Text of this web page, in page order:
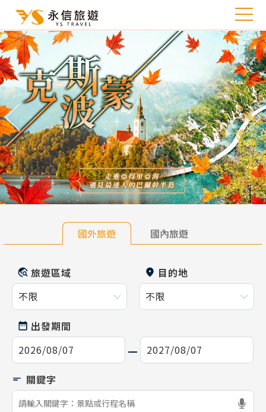
往前 往
國外旅遊 國內旅遊
旅遊區域 目的地
出發期間